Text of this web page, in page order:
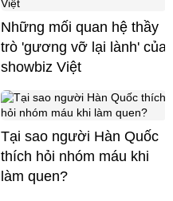
Những mối quan hệ thầy
trò 'gương vỡ lại lành' của
showbiz Việt
Tại sao người Hàn Quốc
thích hỏi nhóm máu khi
làm quen?